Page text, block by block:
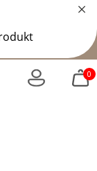
×
0